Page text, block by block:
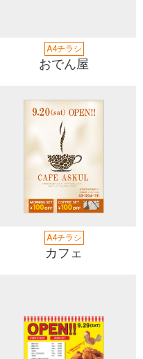
A4チラシ
おでん屋
A4チラシ
カフェ